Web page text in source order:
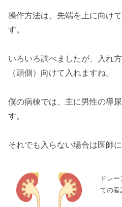
操作方法は、先端を上に向け
す。
いろいろ調べましたが、入れ
（頭側）向けて入れますね。
僕の病棟では、主に男性の導
す。
それでも入らない場合は医師
ドレ
ての看